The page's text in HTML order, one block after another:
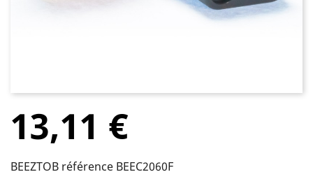
13,11 €
BEEZTOB référence BEEC2060F